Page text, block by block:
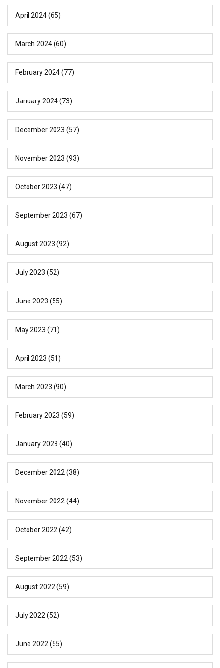
April 2024(65)
March 2024(60)
February 2024(77)
January 2024(73)
December 2023 (57)
November 2023 (93)
October 2023 (47)
September 2023 (67)
August 2023 (92)
July 2023 (52)
June 2023 (55)
May 2023 (71)
April 2023 (51)
March 2023 (90)
February 2023 (59)
January 2023 (40)
December 2022 (38)
November 2022 (44)
October 2022 (42)
September 2022 (53)
August 2022 (59)
July 2022 (52)
June 2022 (55)